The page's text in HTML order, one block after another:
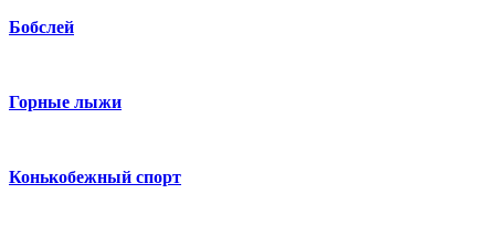
Бобслей
Горные лыжи
Конькобежный спорт